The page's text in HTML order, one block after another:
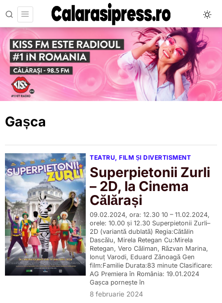
Gașca
TEATRU, FILM ȘI DIVERTISMENT
Superpietonii Zurli
– 2D, la Cinema
Călărași
09.02.2024, ora: 12.30 10 – 11.02.2024,
orele: 10.00 și 12.30 Superpietonii Zurli–
2D (variantă dublată) Regia:Cătălin
Dascălu, Mirela Retegan Cu:Mirela
Retegan, Vero Căliman, Răzvan Marina,
Ionuț Varodi, Eduard Zănoagă Gen
film:Familie Durata:83 minute Clasificare:
AG Premiera în România: 19.01.2024
Gașca pornește în
8 februarie 2024